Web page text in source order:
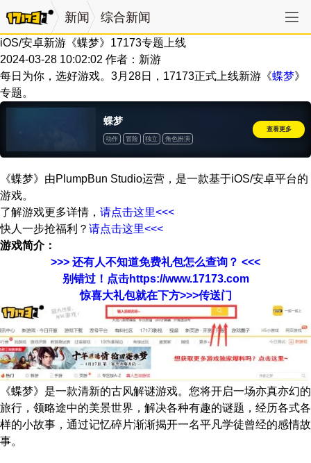
新闻 综合新闻
iOS/安卓新游《蝶梦》17173专题上线
2024-03-28 10:02:02 作者：新游
每日为你，选好游戏。3月28日，17173正式上线新游《蝶梦》
专题。
蝶梦
动作 冒险 独立 角色扮演
查看更多
《蝶梦》由PlumpBun Studio运营，是一款基于iOS/安卓平台的
游戏。
了解游戏更多详情， 请点击这里<<<
快人一步抢福利？ 请点击这里<<<
游戏简介：
>>> 还有人不知道免费礼包怎么查询？ <<<
别错过！点击https://www.17173.com
惊喜大礼包就在下方>>>传送门
《蝶梦》是一款清新的古风解谜游戏。您将开启一场亦真亦幻的
旅行，领略途中的美景世界，解决各种有趣的谜题，经历各式各
样的小故事，通过记忆碎片渐渐揭开一名平凡学徒曾经的感情故
事。